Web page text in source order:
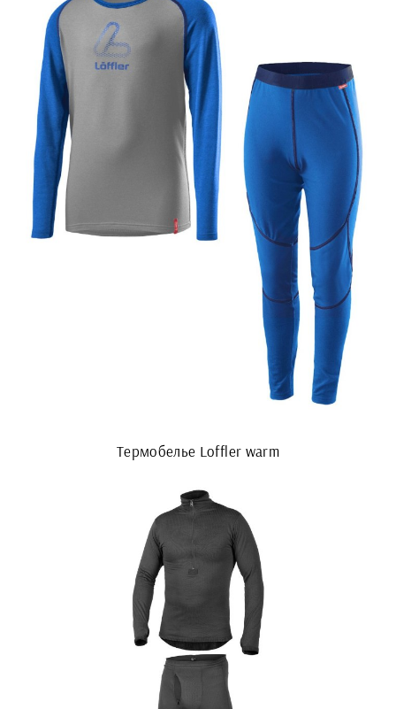
Термобелье Loffler warm